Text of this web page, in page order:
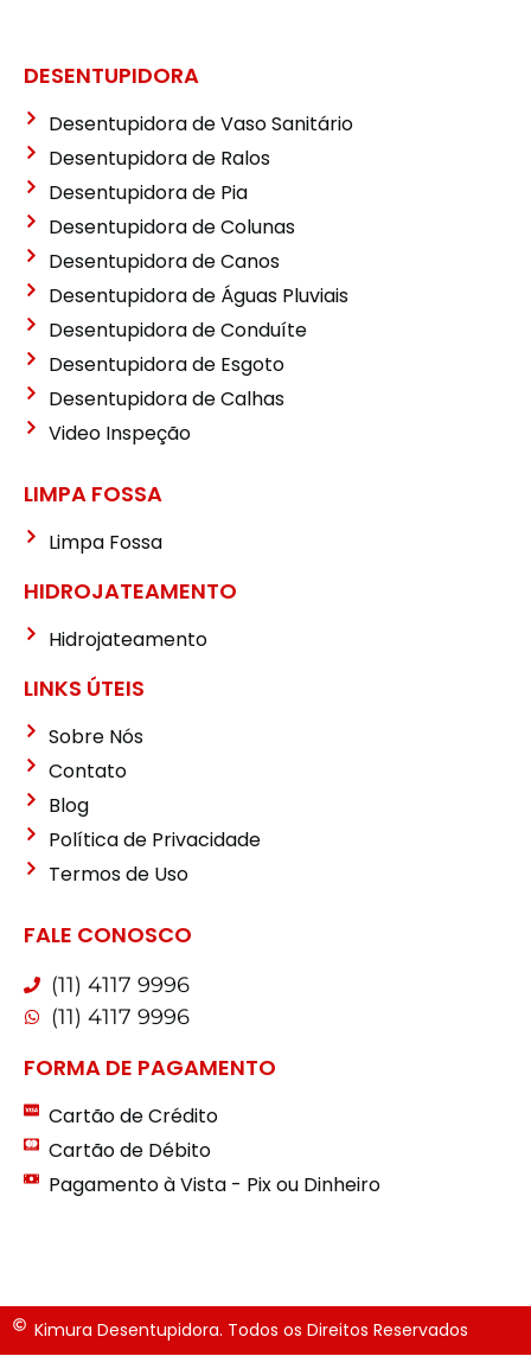
DESENTUPIDORA
Desentupidora de Vaso Sanitário
Desentupidora de Ralos
Desentupidora de Pia
Desentupidora de Colunas
Desentupidora de Canos
Desentupidora de Águas Pluviais
Desentupidora de Conduíte
Desentupidora de Esgoto
Desentupidora de Calhas
Video Inspeção
LIMPA FOSSA
Limpa Fossa
HIDROJATEAMENTO
Hidrojateamento
LINKS ÚTEIS
Sobre Nós
Contato
Blog
Política de Privacidade
Termos de Uso
FALE CONOSCO
(11) 4117 9996
(11) 4117 9996
FORMA DE PAGAMENTO
Cartão de Crédito
Cartão de Débito
Pagamento à Vista - Pix ou Dinheiro
Kimura Desentupidora. Todos os Direitos Reservados